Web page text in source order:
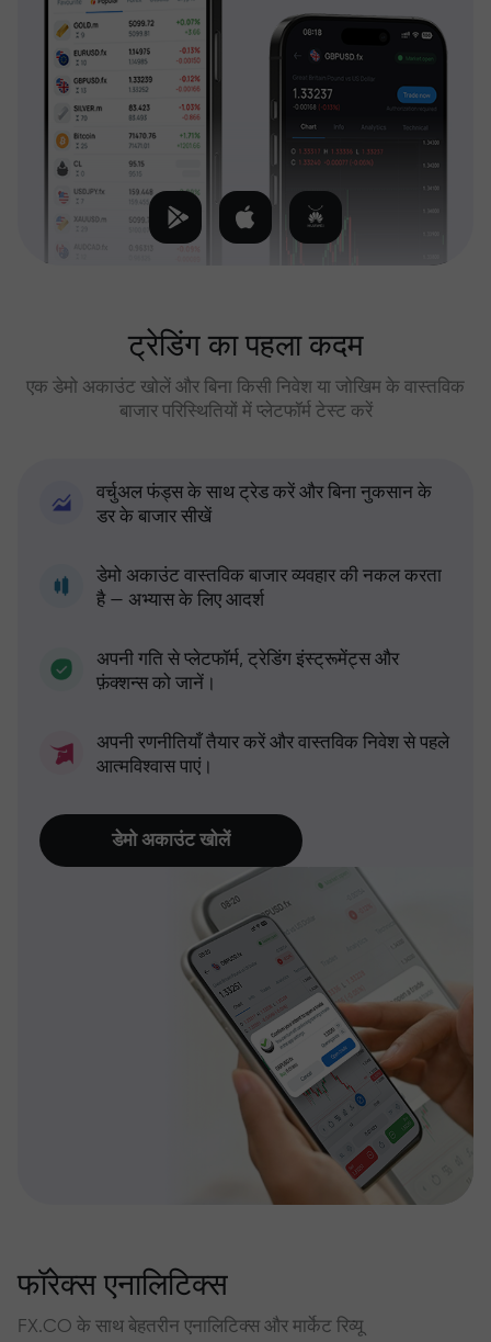
ट्रेडिंग का पहला कदम
एक डेमो अकाउंट खोलें और बिना किसी निवेश या जोखिम के वास्तविक
बाजार परिस्थितियों में प्लेटफॉर्म टेस्ट करें
वर्चुअल फंड्स के साथ ट्रेड करें और बिना नुकसान के
डर के बाजार सीखें
डेमो अकाउंट वास्तविक बाजार व्यवहार की नकल करता
है — अभ्यास के लिए आदर्श
अपनी गति से प्लेटफॉर्म, ट्रेडिंग इंस्ट्रूमेंट्स और
फ़ंक्शन्स को जानें।
अपनी रणनीतियाँ तैयार करें और वास्तविक निवेश से पहले
आत्मविश्वास पाएं।
डेमो अकाउंट खोलें
फॉरेक्स एनालिटिक्स
FX.CO के साथ बेहतरीन एनालिटिक्स और मार्केट रिव्यू